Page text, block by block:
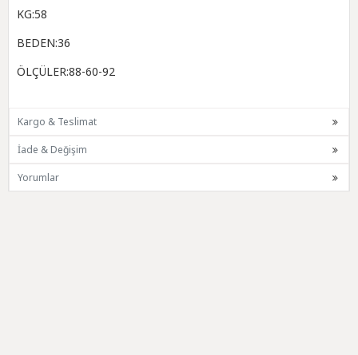
KG:58
BEDEN:36
ÖLÇÜLER:88-60-92
Kargo & Teslimat
İade & Değişim
Yorumlar